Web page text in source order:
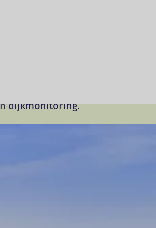
ervaring over de
praktijk aan de slag te gaan
dijkmonitoring.